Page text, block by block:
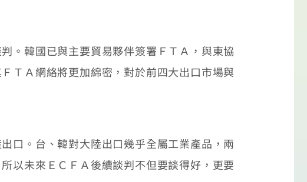
韓國已與主要貿易夥伴簽署ＦＴＡ，與東協
ＴＡ網絡將更加綿密，對於前四大出口市場與
。台、韓對大陸出口幾乎全屬工業產品，兩
以未來ＥＣＦＡ後續談判不但要談得好，更要